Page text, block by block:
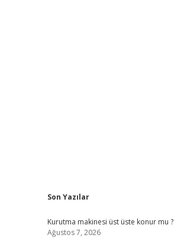
Sidebar
Son Yazılar
Kurutma makinesi üst üste konur mu ?
Ağustos 7, 2026